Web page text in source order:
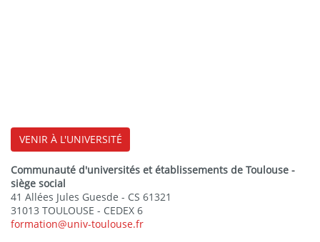
VENIR À L'UNIVERSITÉ
Communauté d'universités et établissements de Toulouse -
siège social
41 Allées Jules Guesde - CS 61321
31013 TOULOUSE - CEDEX 6
formation@univ-toulouse.fr